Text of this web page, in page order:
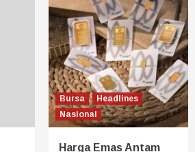
Bursa
Headlines
Nasional
Harga Emas Antam